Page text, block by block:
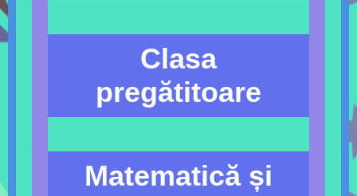
Clasa
pregătitoare
Matematică și